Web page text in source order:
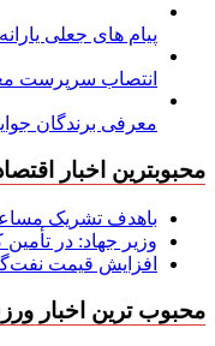
پیام های جعلی
انتصاب سرپرست
معرفی برندگان
محبوبترین اخبار
باهدف تشریک
وزیر جهاد: در
افزایش قیمت
محبوب ترین اخبار